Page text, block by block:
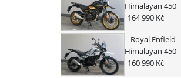
Himalayan 450
164 990 Kč
Royal Enfield
Himalayan 450
160 990 Kč